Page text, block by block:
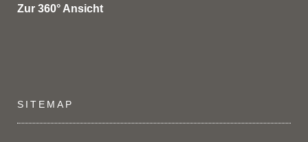
Zur 360° Ansicht
SITEMAP